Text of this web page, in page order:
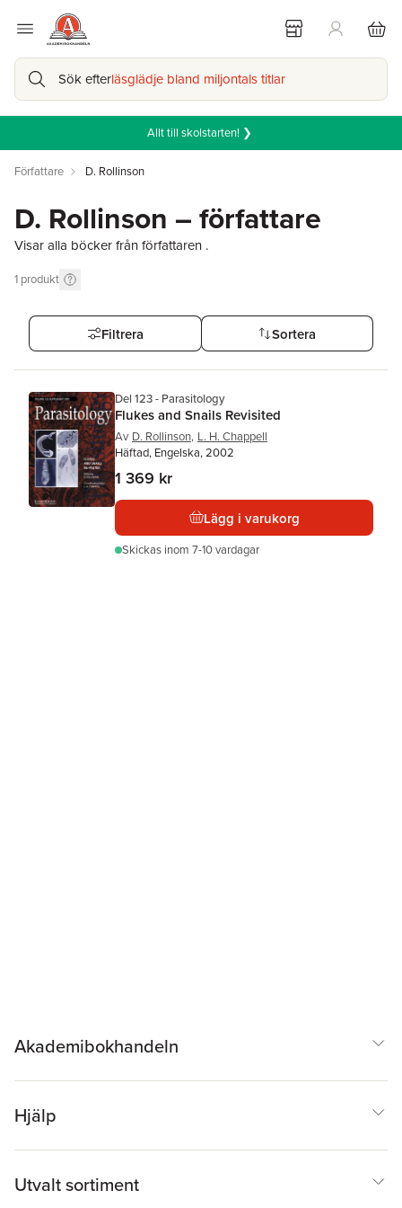
Sök efterläsglädje bland miljontals titlar
Allt till skolstarten! ❯
Författare D. Rollinson
D. Rollinson – författare
Visar alla böcker från författaren .
1 produkt
Filtrera Sortera
Del 123 - Parasitology
Flukes and Snails Revisited
Av D. Rollinson, L. H. Chappell
Häftad, Engelska, 2002
1 369 kr
Lägg i varukorg
Skickas inom 7-10 vardagar
Akademibokhandeln
Hjälp
Utvalt sortiment